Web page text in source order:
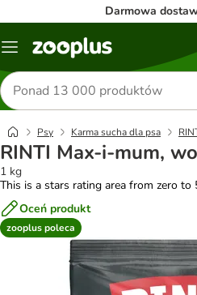
Darmowa
Menu
Szukaj
produktów
Psy Karma sucha dla psa
RINTI Max-i-mum,
1 kg
This is a stars rating area from zero to
Oceń produkt
zooplus poleca